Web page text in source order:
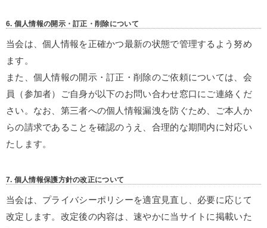
6. 個人情報の開示・訂正・削除について
当会は、個人情報を正確かつ最新の状態で管理するよう努め
ます。
また、個人情報の開示・訂正・削除のご依頼については、会
員（参加者）ご自身が以下のお問い合わせ窓口にご連絡くだ
さい。なお、第三者への個人情報漏洩を防ぐため、ご本人か
らの請求であることを確認のうえ、合理的な期間内に対応い
たします。
7. 個人情報保護方針の改正について
当会は、プライバシーポリシーを適宜見直し、必要に応じて
改定します。改定後の内容は、速やかに当サイトに掲載いた